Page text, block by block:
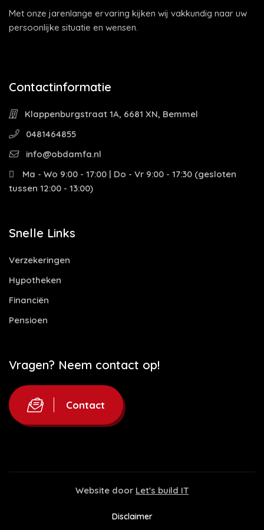
Met onze jarenlange ervaring kijken wij vakkundig naar uw
persoonlijke situatie en wensen.
Contactinformatie
Klappenburgstraat 1A, 6681 XN, Bemmel
0481464855
info@obdamfa.nl
Ma - Wo 9:00 - 17:00 | Do - Vr 9:00 - 17:30 (gesloten
tussen 12:00 - 13:00)
Snelle Links
Verzekeringen
Hypotheken
Financiën
Pensioen
Vragen? Neem contact op!
Contact
Website door Let's build IT
Disclaimer